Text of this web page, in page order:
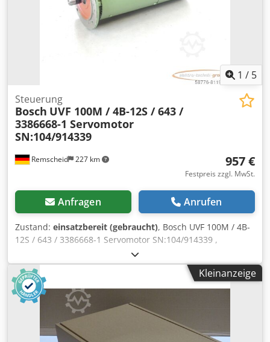
1 / 5
Remscheid 227 km
Steuerung
Bosch UVF 100M / 4B-12S / 643 /
3386668-1 Servomotor
SN:104/914339
957 €
Festpreis zzgl. MwSt.
Anfragen Anrufen
Zustand: einsatzbereit (gebraucht), Bosch UVF 100M / 4B-
12S / 643 / 3386668-1 Servomotor SN:104/914339 ,
Klemmkastenabdeckung fehlt und der Anschluss ist leicht
beschädigt,gebraucht, normale Gebrauchsspuren, 100%
funktionsfähig, Lieferumfang gem. Fotos,ACHTUNG: Kosten
für Verpackung und Versand bitte separat anfragen!
ATTENTION: Please enquire for charges for packing and
transport separately! Djdpji D Hg Rjfx Ag Rokr
Kleinanzeige